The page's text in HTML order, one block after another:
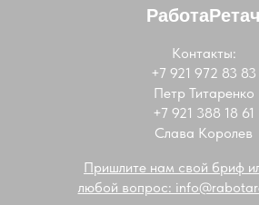
РаботаРетач
Контакты:
+7 921 972 83 83
Петр Титаренко
+7 921 388 18 61
Слава Королев
Пришлите нам свой бриф
любой вопрос: